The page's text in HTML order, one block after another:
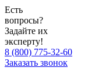
Есть
вопросы?
Задайте их
эксперту!
8 (800) 775-32-60
Заказать звонок